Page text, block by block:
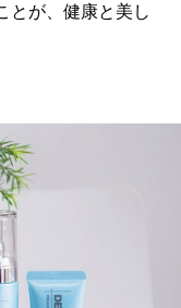
とが、健康と美し